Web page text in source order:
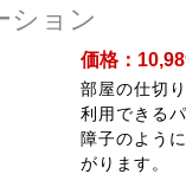
ション
価格：
部屋の仕切
利用できる
障子のよう
がります。